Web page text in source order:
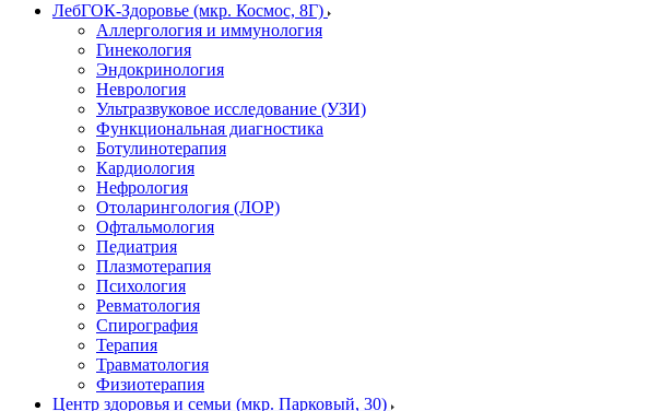
ЛебГОК-Здоровье (мкр. Космос, 8Г)
Аллергология и иммунология
Гинекология
Эндокринология
Неврология
Ультразвуковое исследование (УЗИ)
Функциональная диагностика
Ботулинотерапия
Кардиология
Нефрология
Отоларингология (ЛОР)
Офтальмология
Педиатрия
Плазмотерапия
Психология
Ревматология
Спирография
Терапия
Травматология
Физиотерапия
Центр здоровья и семьи (мкр. Парковый, 30)